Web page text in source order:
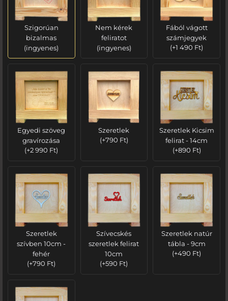
Szigorúan
bizalmas
(ingyenes)
Nem kérek
feliratot
(ingyenes)
Fából vágott
számjegyek
(+1 490 Ft)
Egyedi szöveg
gravírozása
(+2 990 Ft)
Szeretlek
(+790 Ft)
Szeretlek Kicsim
felirat - 14cm
(+890 Ft)
Szeretlek
szívben 10cm -
fehér
(+790 Ft)
Szívecskés
szeretlek felirat
10cm
(+590 Ft)
Szeretlek natúr
tábla - 9cm
(+490 Ft)